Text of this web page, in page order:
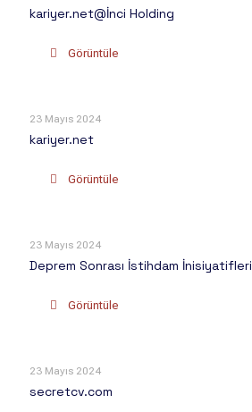
kariyer.net@İnci Holding
Görüntüle
23 Mayıs 2024
kariyer.net
Görüntüle
23 Mayıs 2024
Deprem Sonrası İstihdam İnisiyatifleri
Görüntüle
23 Mayıs 2024
secretcv.com